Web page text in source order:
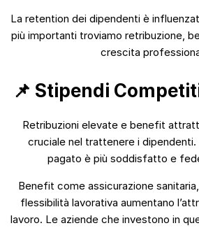
La retention dei dipendenti è
più importanti troviamo retribuzione,
crescita
📌 Stipendi
Retribuzioni elevate e benefit
cruciale nel trattenere i dipendenti.
pagato è più soddisfatto e
Benefit come assicurazione
flessibilità lavorativa aumentano
lavoro. Le aziende che investono in